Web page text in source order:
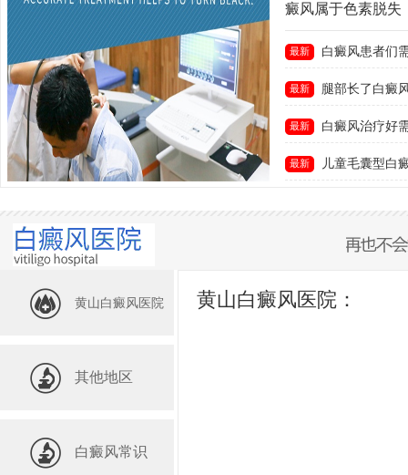
癜风属于色素脱失
最新 白癜风患者们
最新 腿部长了白癜
最新 白癜风治疗好
最新 儿童毛囊型白
黄山白癜风医院
其他地区
白癜风常识
黄山白癜风医院：